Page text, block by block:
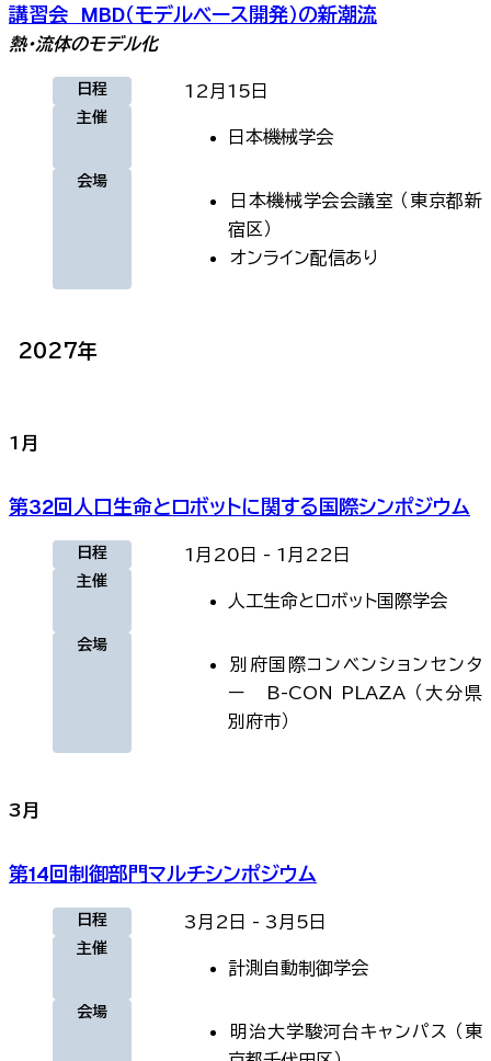
講習会 MBD（モデルベース開発）の新潮流
熱・流体のモデル化
日程 12月15日
主催
日本機械学会
会場
日本機械学会会議室 （ 東京都新
宿区 ）
オンライン配信あり
2027年
1 月
第32回人口生命とロボットに関する国際シンポジウム
日程 1月20日 - 1月22日
主催
人工生命とロボット国際学会
会場
別府国際コンベンションセンタ
ー B-CON PLAZA （ 大分県
別府市）
3月
第14回制御部門マルチシンポジウム
日程 3月2日 - 3月5日
主催
計測自動制御学会
会場
明治大学駿河台キャンパス （ 東